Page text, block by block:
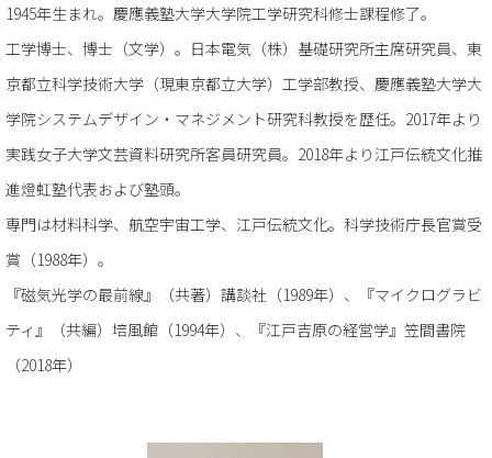
1945年生まれ。慶應義塾大学大学院工学研究科修士課程修了。
工学博士、博士（文学）。日本電気（株）基礎研究所主席研究員、東
京都立科学技術大学（現東京都立大学）工学部教授、慶應義塾大学大
学院システムデザイン・マネジメント研究科教授を歴任。2017年より
実践女子大学文芸資料研究所客員研究員。2018年より江戸伝統文化推
進燈虹塾代表および塾頭。
専門は材料科学、航空宇宙工学、江戸伝統文化。科学技術庁長官賞受
賞（1988年）。
『磁気光学の最前線』（共著）講談社（1989年）、『マイクログラビ
ティ』（共編）培風館（1994年）、『江戸吉原の経営学』笠間書院
（2018年）